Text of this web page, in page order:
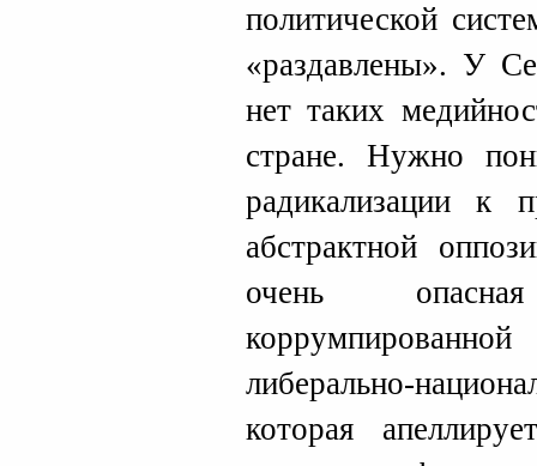
политической
«раздавлены». У
нет таких
стране. Нужно
радикализации к
абстрактной
очень
либерально-
которая